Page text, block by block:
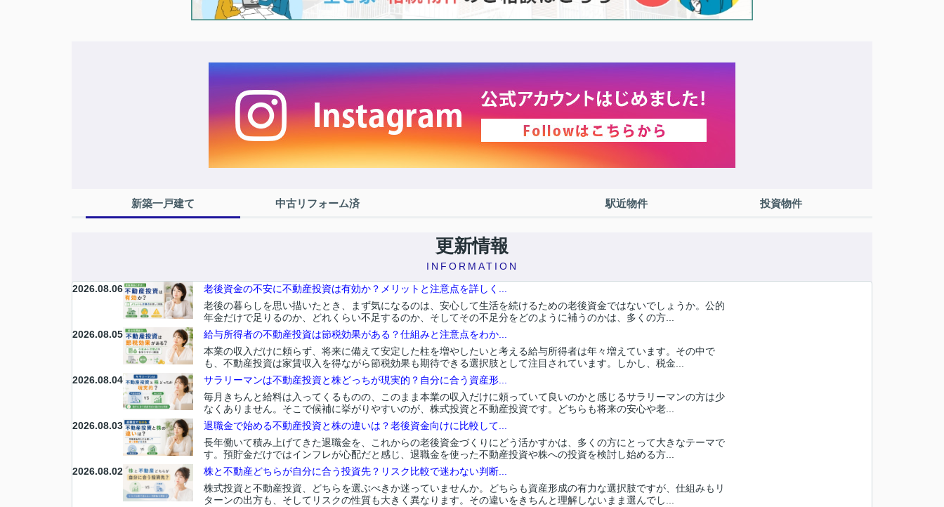
新築一戸建て 中古リフォーム済 駅近物件 投資物件
更新情報
INFORMATION
2026.08.06
老後資金の不安に不動産投資は有効か？メリットと注意点を詳しく...
老後の暮らしを思い描いたとき、まず気になるのは、安心して生活を続けるための老後資金ではないでしょうか。公的
年金だけで足りるのか、どれくらい不足するのか、そしてその不足分をどのように補うのかは、多くの方...
2026.08.05
給与所得者の不動産投資は節税効果がある？仕組みと注意点をわか...
本業の収入だけに頼らず、将来に備えて安定した柱を増やしたいと考える給与所得者は年々増えています。その中で
も、不動産投資は家賃収入を得ながら節税効果も期待できる選択肢として注目されています。しかし、税金...
2026.08.04
サラリーマンは不動産投資と株どっちが現実的？自分に合う資産形...
毎月きちんと給料は入ってくるものの、このまま本業の収入だけに頼っていて良いのかと感じるサラリーマンの方は少
なくありません。そこで候補に挙がりやすいのが、株式投資と不動産投資です。どちらも将来の安心や老...
2026.08.03
退職金で始める不動産投資と株の違いは？老後資金向けに比較して...
長年働いて積み上げてきた退職金を、これからの老後資金づくりにどう活かすかは、多くの方にとって大きなテーマで
す。預貯金だけではインフレが心配だと感じ、退職金を使った不動産投資や株への投資を検討し始める方...
2026.08.02
株と不動産どちらが自分に合う投資先？リスク比較で迷わない判断...
株式投資と不動産投資、どちらを選ぶべきか迷っていませんか。どちらも資産形成の有力な選択肢ですが、仕組みもリ
ターンの出方も、そしてリスクの性質も大きく異なります。その違いをきちんと理解しないまま選んでし...